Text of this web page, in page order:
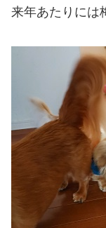
来年あたりには